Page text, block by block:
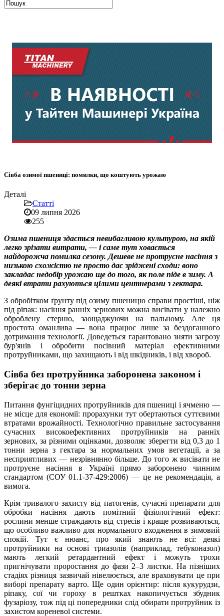
Сівба озимої пшениці: помилки, що коштують урожаю
Деталі
Статті
09 липня 2026
255
Озима пшениця здається невибагливою культурою, на якій
легко зрізати витрати, — і саме тут ховається
найдорожча помилка сезону. Дешеве не протруєне насіння з
низькою схожістю не просто дає зріджені сходи: воно
закладає недобір урожаю ще до того, як поле піде в зиму. А
деякі втрати рахуються цілими центнерами з гектара.
З обробітком ґрунту під озиму пшеницю справи простіші, ніж
під ріпак: насіння ранніх зернових можна висівати у належно
оброблену стерню, заощаджуючи на пальному. Але ця
простота оманлива — вона працює лише за бездоганного
дотримання технології. Доведеться гарантовано зняти загрозу
бур'янів і обробити посівний матеріал ефективними
протруйниками, що захищають і від шкідників, і від хвороб.
Сівба без протруйника заборонена законом і
зберігає до тонни зерна
Питання фунгіцидних протруйників для пшениці і ячменю —
не місце для економії: прорахунки тут обертаються суттєвими
втратами врожайності. Технологічно правильне застосування
сучасних високоефективних протруйників на ранніх
зернових, за різними оцінками, дозволяє зберегти від 0,3 до 1
тонни зерна з гектара за нормальних умов вегетації, а за
несприятливих — незрівнянно більше. До того ж висівати не
протруєне насіння в Україні прямо заборонено чинним
стандартом (СОУ 01.1-37-429:2006) — це не рекомендація, а
вимога.
Крім тривалого захисту від патогенів, сучасні препарати для
обробки насіння дають помітний фізіологічний ефект:
рослини менше страждають від стресів і краще розвиваються,
що особливо важливо для нормального входження в зимовий
спокій. Тут є нюанс, про який знають не всі: деякі
протруйники на основі триазолів (наприклад, тебуконазол)
мають легкий ретардантний ефект і можуть трохи
пригнічувати проростання до фази 2–3 листки. На пізніших
стадіях різниця зазвичай нівелюється, але враховувати це при
виборі препарату варто. Ще один орієнтир: після кукурудзи,
ріпаку, сої чи гороху в рештках накопичується збудник
фузаріозу, тож під ці попередники слід обирати протруйник із
захистом кореневої системи.